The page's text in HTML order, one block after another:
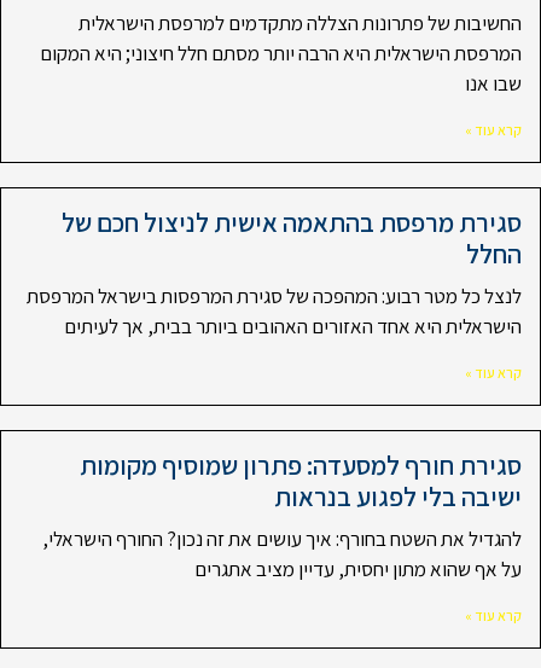
החשיבות של פתרונות הצללה מתקדמים למרפסת הישראלית
המרפסת הישראלית היא הרבה יותר מסתם חלל חיצוני; היא המקום
שבו אנו
קרא עוד »
סגירת מרפסת בהתאמה אישית לניצול חכם של
החלל
לנצל כל מטר רבוע: המהפכה של סגירת המרפסות בישראל המרפסת
הישראלית היא אחד האזורים האהובים ביותר בבית, אך לעיתים
קרא עוד »
סגירת חורף למסעדה: פתרון שמוסיף מקומות
ישיבה בלי לפגוע בנראות
להגדיל את השטח בחורף: איך עושים את זה נכון? החורף הישראלי,
על אף שהוא מתון יחסית, עדיין מציב אתגרים
קרא עוד »